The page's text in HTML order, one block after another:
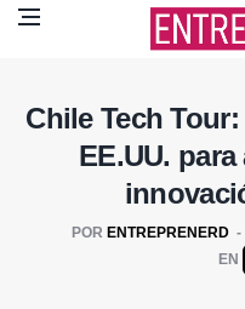
Chile Tech
EE.UU.
POR ENTREPRENERD
EN